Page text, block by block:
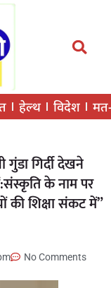
हेल्थ विदेश
गिर्दी देखने
के नाम पर
की शिक्षा संकट में”
No Comments